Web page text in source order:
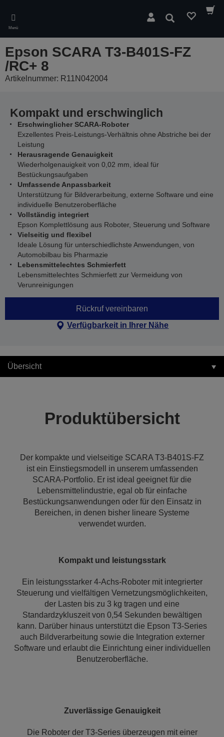
main
content
Menü
Suchen
Epson SCARA T3-B401S-FZ
/RC+ 8
Artikelnummer: R11N042004
Kompakt und erschwinglich
Erschwinglicher SCARA-Roboter
Exzellentes Preis-Leistungs-Verhältnis ohne Abstriche bei der
Leistung
Herausragende Genauigkeit
Wiederholgenauigkeit von 0,02 mm, ideal für
Bestückungsaufgaben
Umfassende Anpassbarkeit
Unterstützung für Bildverarbeitung, externe Software und eine
individuelle Benutzeroberfläche
Vollständig integriert
Epson Komplettlösung aus Roboter, Steuerung und Software
Vielseitig und flexibel
Ideale Lösung für unterschiedlichste Anwendungen, von
Automobilbau bis Pharmazie
Lebensmittelechtes Schmierfett
Lebensmittelechtes Schmierfett zur Vermeidung von
Verunreinigungen
Rückruf vereinbaren
Verfügbarkeit in Ihrer Nähe
Übersicht
Produktübersicht
Der kompakte und vielseitige SCARA T3-B401S-FZ
ist ein Einstiegsmodell in unserem umfassenden
SCARA-Portfolio. Er ist ideal geeignet für die
Lebensmittelindustrie, egal ob für einfache
Bestückungsanwendungen oder für den Einsatz in
Bereichen, in denen bisher lineare Systeme
verwendet wurden.
Kompakt und leistungsstark
Ein leistungsstarker 4-Achs-Roboter mit integrierter
Steuerung und vielfältigen Vernetzungsmöglichkeiten,
der Lasten bis zu 3 kg tragen und eine
Standardzykluszeit von 0,54 Sekunden bewältigen
kann. Darüber hinaus unterstützt die Epson T3-Series
auch Bildverarbeitung sowie die Integration externer
Software und erlaubt die Einrichtung einer individuellen
Benutzeroberfläche.
Zuverlässige Genauigkeit
Die Roboter der T3-Series überzeugen mit einer